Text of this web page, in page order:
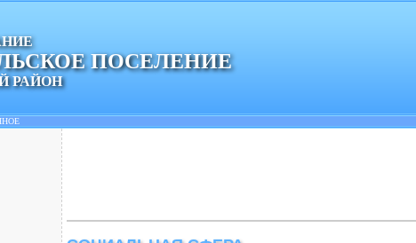
ПОСЕЛЕНИЕ
РАЙОН